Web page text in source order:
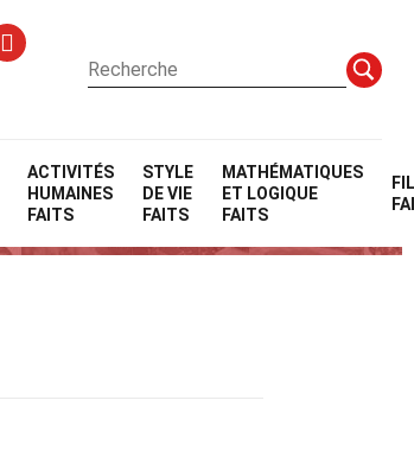
ACTIVITÉS
HUMAINES
FAITS
STYLE
DE VIE
FAITS
MATHÉMATIQUES
ET LOGIQUE
FAITS